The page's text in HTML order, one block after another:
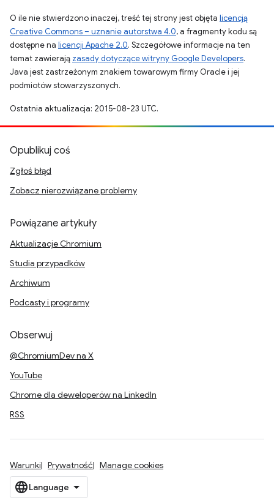
O ile nie stwierdzono inaczej, treść tej strony jest objęta licencją
Creative Commons – uznanie autorstwa 4.0, a fragmenty kodu są
dostępne na licencji Apache 2.0. Szczegółowe informacje na ten
temat zawierają zasady dotyczące witryny Google Developers.
Java jest zastrzeżonym znakiem towarowym firmy Oracle i jej
podmiotów stowarzyszonych.
Ostatnia aktualizacja: 2015-08-23 UTC.
Opublikuj coś
Zgłoś błąd
Zobacz nierozwiązane problemy
Powiązane artykuły
Aktualizacje Chromium
Studia przypadków
Archiwum
Podcasty i programy
Obserwuj
@ChromiumDev na X
YouTube
Chrome dla deweloperów na LinkedIn
RSS
Warunki Prywatność Manage cookies